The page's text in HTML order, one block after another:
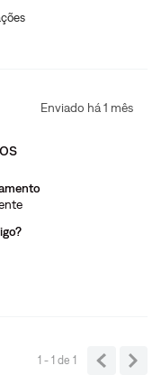
Enviado há1 mês
1 - 1de 1